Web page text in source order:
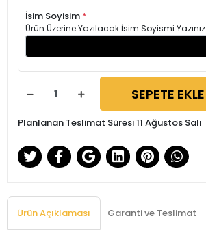
İsim Soyisim *
Ürün Üzerine Yazılacak İsim Soyismi Yazınız
SEPETE EKLE
Planlanan Teslimat Süresi 11 Ağustos Salı
Ürün Açıklaması Garanti ve Teslimat